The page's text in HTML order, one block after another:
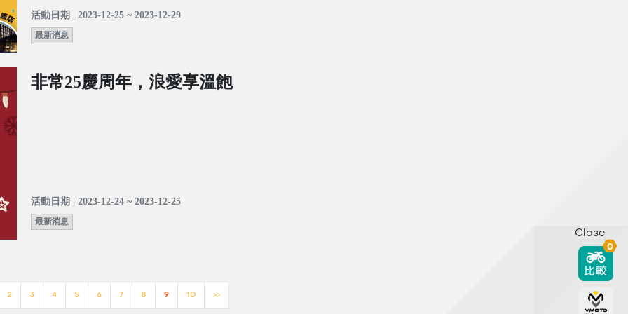
活動日期 | 2023-12-25 ~ 2023-12-29
最新消息
非常25慶周年，浪愛享溫飽
活動日期 | 2023-12-24 ~ 2023-12-25
最新消息
2 3 4 5 6 7 8 9 10 >>
Close
0